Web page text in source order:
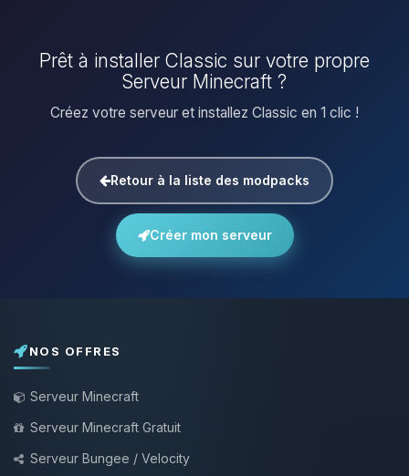
Prêt à installer Classic sur votre propre
Serveur Minecraft ?
Créez votre serveur et installez Classic en 1 clic !
Retour à la liste des modpacks
Créer mon serveur
NOS OFFRES
Serveur Minecraft
Serveur Minecraft Gratuit
Serveur Bungee / Velocity